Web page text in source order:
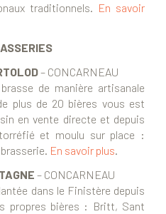
traditionnels. En savoir
– CONCARNEAU
de manière artisanale
plus de 20 bières vous est
en vente directe et depuis
et moulu sur place :
En savoir plus.
– CONCARNEAU
dans le Finistère depuis
propres bières : Britt, Sant